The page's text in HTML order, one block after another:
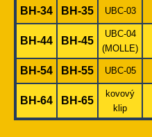
BH-34 BH-35 UBC-03
BH-44 BH-45
UBC-04
(MOLLE)
BH-54 BH-55 UBC-05
BH-64 BH-65
kovový
klip